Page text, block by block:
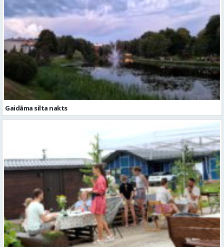
Gaidāma silta nakts